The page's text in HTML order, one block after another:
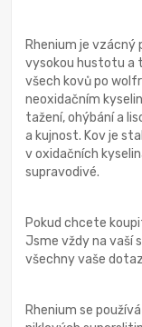
Rhenium je vzácný
vysokou hustotu a
všech kovů po
neoxidačním
tažení, ohýbání a
a kujnost. Kov je
v oxidačních
supravodivé.
Pokud chcete
Jsme vždy na vaší
všechny vaše
Rhenium se